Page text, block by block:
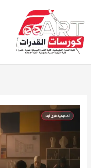
content